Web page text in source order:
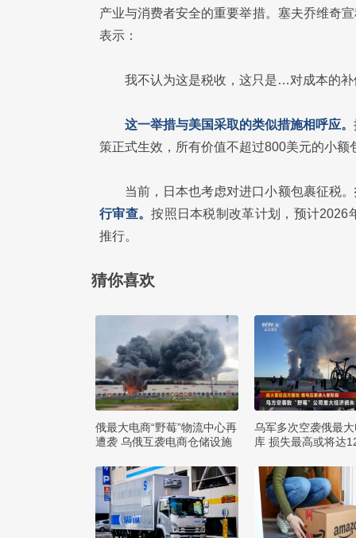
产业与消费者安全的重要举措。塞夫乔维奇
表示：
我不认为这是税收，这只是…对成本的
这一举措与美国采取的类似措施相呼应。
策正式生效，所有价值不超过800美元的小额
当前，日本也考虑对进口小额包裹征税。
行审查。按照日本税制改革计划，预计2026
推行。
猜你喜欢
俄最大电商“野莓”物流中心再
遭袭 乌俄互袭电商仓储设施
乌军多次空袭俄最
库 损失最高或将达